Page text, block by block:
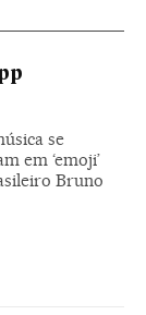
se
em ‘emoji’
Bruno